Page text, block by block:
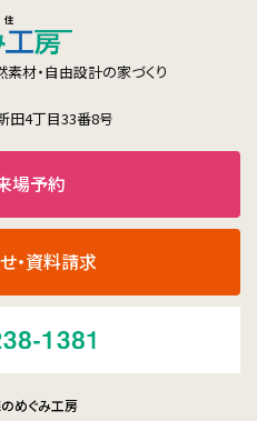
素材・自由設計の家づくり
田4丁目33番8号
場予約
・資料請求
めぐみ工房